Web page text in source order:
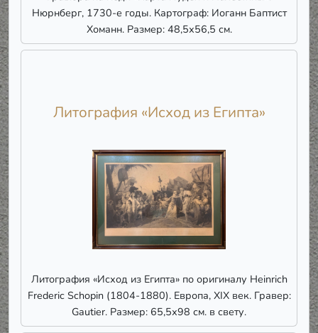
Нюрнберг, 1730-е годы. Картограф: Иоганн Баптист
Хоманн. Размер: 48,5х56,5 см.
Литография «Исход из Египта»
Литография «Исход из Египта» по оригиналу Heinrich
Frederic Schopin (1804-1880). Европа, XIX век. Гравер:
Gautier. Размер: 65,5х98 см. в свету.